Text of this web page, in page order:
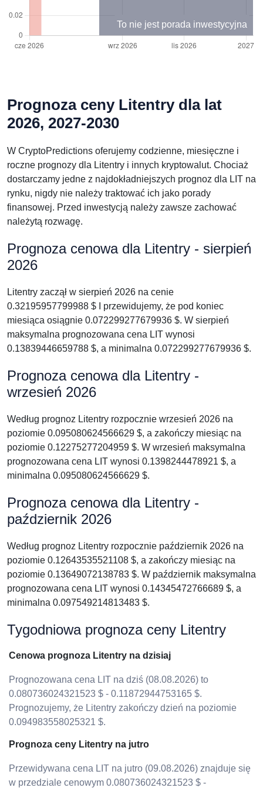
To nie jest porada inwestycyjna
Prognoza ceny Litentry dla lat
2026, 2027-2030
W CryptoPredictions oferujemy codzienne, miesięczne i
roczne prognozy dla Litentry i innych kryptowalut. Chociaż
dostarczamy jedne z najdokładniejszych prognoz dla LIT na
rynku, nigdy nie należy traktować ich jako porady
finansowej. Przed inwestycją należy zawsze zachować
należytą rozwagę.
Prognoza cenowa dla Litentry - sierpień
2026
Litentry zaczął w sierpień 2026 na cenie
0.32195957799988 $ I przewidujemy, że pod koniec
miesiąca osiągnie 0.072299277679936 $. W sierpień
maksymalna prognozowana cena LIT wynosi
0.13839446659788 $, a minimalna 0.072299277679936 $.
Prognoza cenowa dla Litentry -
wrzesień 2026
Według prognoz Litentry rozpocznie wrzesień 2026 na
poziomie 0.095080624566629 $, a zakończy miesiąc na
poziomie 0.12275277204959 $. W wrzesień maksymalna
prognozowana cena LIT wynosi 0.1398244478921 $, a
minimalna 0.095080624566629 $.
Prognoza cenowa dla Litentry -
październik 2026
Według prognoz Litentry rozpocznie październik 2026 na
poziomie 0.12643535521108 $, a zakończy miesiąc na
poziomie 0.13649072138783 $. W październik maksymalna
prognozowana cena LIT wynosi 0.14345472766689 $, a
minimalna 0.097549214813483 $.
Tygodniowa prognoza ceny Litentry
Cenowa prognoza Litentry na dzisiaj
Prognozowana cena LIT na dziś (08.08.2026) to
0.080736024321523 $ - 0.11872944753165 $.
Prognozujemy, że Litentry zakończy dzień na poziomie
0.094983558025321 $.
Prognoza ceny Litentry na jutro
Przewidywana cena LIT na jutro (09.08.2026) znajduje się
w przedziale cenowym 0.080736024321523 $ -